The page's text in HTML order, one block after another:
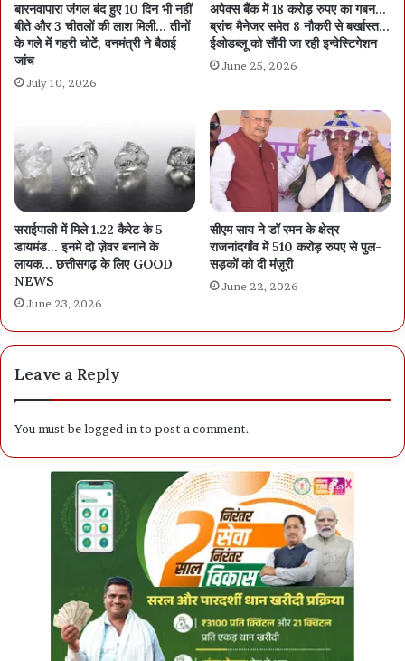
बारनवापारा जंगल बंद हुए 10 दिन भी नहीं
बीते और 3 चीतलों की लाश मिली… तीनों
के गले में गहरी चोटें, वनमंत्री ने बैठाई
जांच
July 10, 2026
अपेक्स बैंक में 18 करोड़ रुपए का गबन…
ब्रांच मैनेजर समेत 8 नौकरी से बर्खास्त…
ईओडब्लू को सौंपी जा रही इन्वेस्टिगेशन
June 25, 2026
सराईपाली में मिले 1.22 कैरेट के 5
डायमंड… इनमे दो ज़ेवर बनाने के
लायक… छत्तीसगढ़ के लिए GOOD
NEWS
June 23, 2026
सीएम साय ने डॉ रमन के क्षेत्र
राजनांदगाँव में 510 करोड़ रुपए से पुल-
सड़कों को दी मंज़ूरी
June 22, 2026
Leave a Reply
You must belogged in to post a comment.